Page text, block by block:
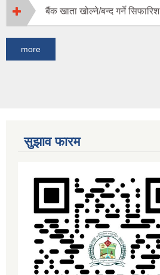
बैंक खाता खोल्ने/बन्द गर्ने सिफारिश
more
सुझाव फारम